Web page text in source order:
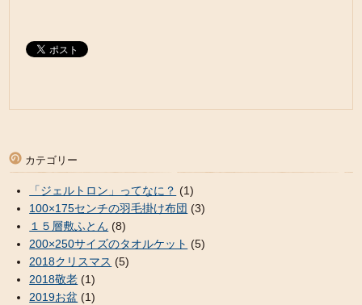
カテゴリー
「ジェルトロン」ってなに？ (1)
100×175センチの羽毛掛け布団 (3)
１５層敷ふとん (8)
200×250サイズのタオルケット (5)
2018クリスマス (5)
2018敬老 (1)
2019お盆 (1)